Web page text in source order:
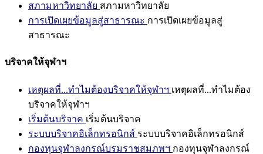
สภามหาวิทยาลัย สภามหาวิทยาลัย
การเปิดเผยข้อมูลสู่สาธารณะ การเปิดเผยข้อมูลสู่
สาธารณะ
บริจาคให้จุฬาฯ
เหตุผลที่...ทำไมต้องบริจาคให้จุฬาฯ เหตุผลที่...ทำไมต้อง
บริจาคให้จุฬาฯ
เริ่มต้นบริจาค เริ่มต้นบริจาค
ระบบบริจาคอิเล็กทรอนิกส์ ระบบบริจาคอิเล็กทรอนิกส์
กองทุนจุฬาลงกรณ์บรมราชสมภพฯ กองทุนจุฬาลงกรณ์